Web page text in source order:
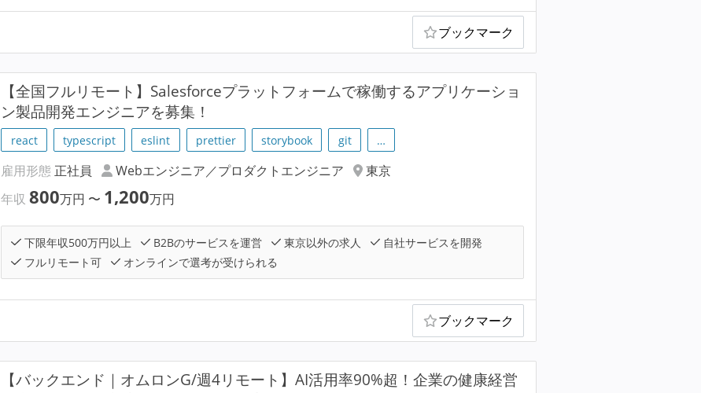
ブックマーク
【全国フルリモート】Salesforceプラットフォームで稼働するアプリケーショ
ン製品開発エンジニアを募集！
react typescript eslint prettier storybook git …
雇用形態 正社員 Webエンジニア／プロダクトエンジニア
東京
年収800万円 〜 1,200万円
下限年収500万円以上 B2Bのサービスを運営 東京以外の求人
自社サービスを開発
フルリモート可
オンラインで選考が受けられる
ブックマーク
【バックエンド｜オムロンG/週4リモート】AI活用率90%超！企業の健康経営